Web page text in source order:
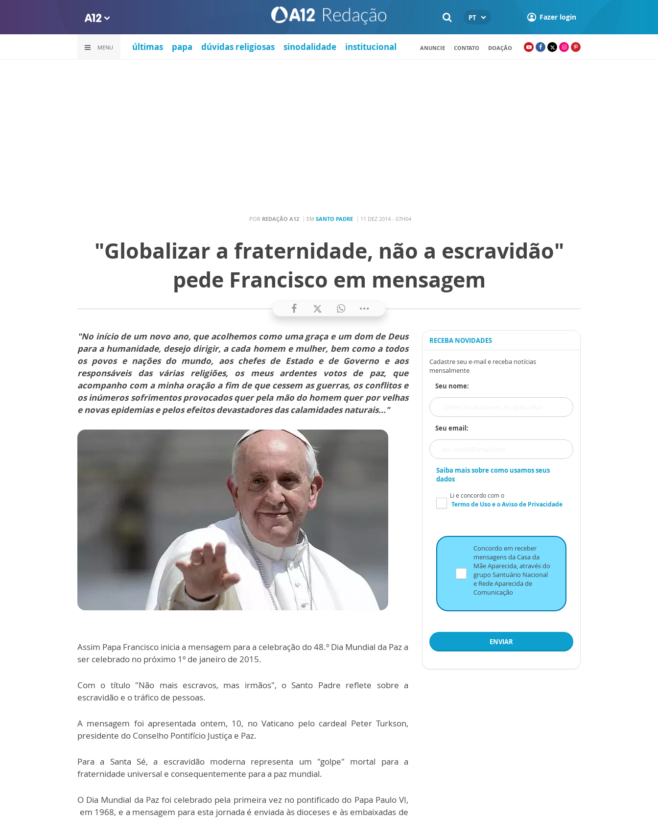
PT Fazer login
MENU últimas papa dúvidas religiosas sinodalidade institucional ANUNCIE CONTATO DOAÇÃO
POR REDAÇÃO A12 EM SANTO PADRE 11 DEZ 2014 - 07H04
"Globalizar a fraternidade, não a escravidão"
pede Francisco em mensagem
"No início de um novo ano, que acolhemos como uma graça e um dom de Deus
para a humanidade, desejo dirigir, a cada homem e mulher, bem como a todos
os povos e nações do mundo, aos chefes de Estado e de Governo e aos
responsáveis das várias religiões, os meus ardentes votos de paz, que
acompanho com a minha oração a fim de que cessem as guerras, os conflitos e
os inúmeros sofrimentos provocados quer pela mão do homem quer por velhas
e novas epidemias e pelos efeitos devastadores das calamidades naturais..."
Assim Papa Francisco inicia a mensagem para a celebração do 48.º Dia Mundial da Paz a
ser celebrado no próximo 1º de janeiro de 2015.
Com o título "Não mais escravos, mas irmãos", o Santo Padre reflete sobre a
escravidão e o tráfico de pessoas.
A mensagem foi apresentada ontem, 10, no Vaticano pelo cardeal Peter Turkson,
presidente do Conselho Pontifício Justiça e Paz.
Para a Santa Sé, a escravidão moderna representa um "golpe" mortal para a
fraternidade universal e consequentemente para a paz mundial.
O Dia Mundial da Paz foi celebrado pela primeira vez no pontificado do Papa Paulo VI,
em 1968, e a mensagem para esta jornada é enviada às dioceses e às embaixadas de
RECEBA NOVIDADES
Cadastre seu e-mail e receba notícias
mensalmente
Seu nome:
Seu email:
Saiba mais sobre como usamos seus
dados
Li e concordo com o
Termo de Usoe oAviso de Privacidade
Concordo em receber
mensagens da Casa da
Mãe Aparecida, através do
grupo Santuário Nacional
e Rede Aparecida de
Comunicação
ENVIAR